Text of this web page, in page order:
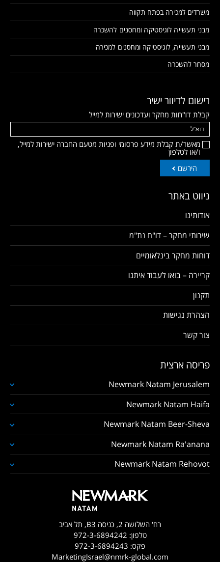
משרדים למכירה בפתח תקווה
מבני תעשייה לוגיסטיקה ומחסנים להשכרה
מבני תעשייה, לוגיסטיקה ומחסנים למכירה
מסחר להשכרה
רישום לדיוור ישיר
קבלת דו"חות מחקר ועדכונים ישירות למייל
מאשר/ת קבלת מידע פרסומי ופניות מטעם החברה ישירות למייל,
ו/או לטלפון
הירשם
ניווט באתר
אודותינו
שירותי מחקר – דו"ח נת"מ
דוחות מחקר בינלאומיים
קריירה – בואו לעבוד איתנו
תקנון
הצהרת נגישות
צור קשר
פריסה ארצית
Newmark Natam Jerusalem
Newmark Natam Haifa
Newmark Natam Beer-Sheva
Newmark Natam Ra'anana
Newmark Natam Rehovot
רח' השלושה 2, כניסה B3, תל אביב
טלפון: 972-3-6894242
פקס: 972-3-6894243
MarketingIsrael@nmrk-global.com